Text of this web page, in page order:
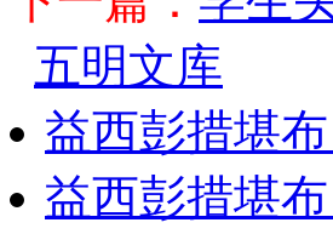
五明文库
益西彭措堪
益西彭措堪